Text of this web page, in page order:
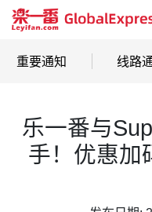
重要通知 线路
乐一番与
手！优惠加